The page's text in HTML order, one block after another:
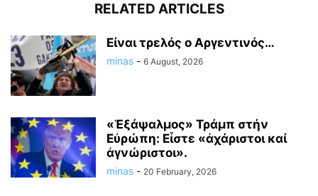
RELATED ARTICLES
Είναι τρελός ο Αργεντινός…
minas - 6 August, 2026
«Ἑξάψαλμος» Τράμπ στήν
Εὐρώπη: Εἶστε «ἀχάριστοι καί
ἀγνώριστοι».
minas - 20 February, 2026